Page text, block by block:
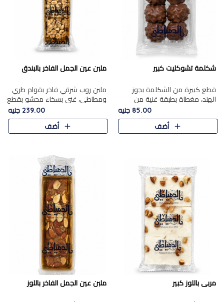
شكلمة تشوكليت كبير
قطع كبيرة من الشكلمة بجوز
الهند، مغطاة بطبقة غنية من
الشوكولاتة الفاخرة لتجمع بين
القوام الطري من الداخل مركز جوز
الهند المطاطي والمذاق الغن..
85.00 جنيه
أضف
ملبن عين الجمل الفاخر بالبندق
ملبن روب شرقي فاخر بقوام طري
ومطاطي، غني بسخاء محشو بقطع
عين الجمل والبندق المحمص التي
تضيف قرمشة مميزة مُرضية
ونكهة جوزية غنية في كل
239.00 جنيه
أضف
مربى باللوز كبير ملبن عين الجمل الفاخر باللوز